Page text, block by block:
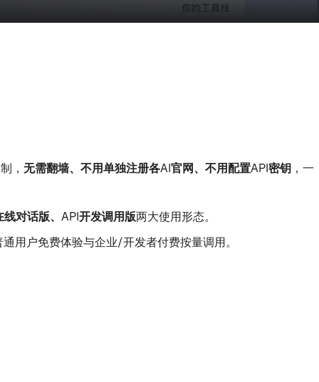
， 无需翻墙、不用单独注册各AI官网、不用配置API密钥 ，一
线对话版、API开发调用版两大使用形态。
用户免费体验与企业/开发者付费按量调用。